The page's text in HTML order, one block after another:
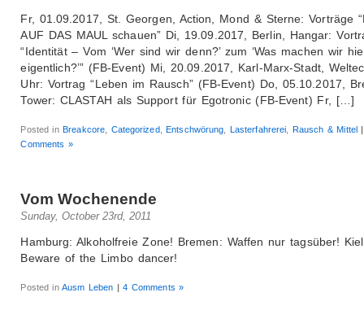
Fr, 01.09.2017, St. Georgen, Action, Mond & Sterne: Vorträge
AUF DAS MAUL schauen” Di, 19.09.2017, Berlin, Hangar:
“Identität – Vom ‘Wer sind wir denn?’ zum ‘Was machen wir
eigentlich?’” (FB-Event) Mi, 20.09.2017, Karl-Marx-Stadt,
Uhr: Vortrag “Leben im Rausch” (FB-Event) Do, 05.10.2017,
Tower: CLASTAH als Support für Egotronic (FB-Event) Fr, […]
Posted inBreakcore Categorized,Entschwörung Lasterfahrerei Rausch & Mittel |
Comments »
Vom Wochenende
Sunday, October 23rd, 2011
Hamburg: Alkoholfreie Zone! Bremen: Waffen nur tagsüber!
Beware of the Limbo dancer!
Posted inAusm Leben | 4 Comments »